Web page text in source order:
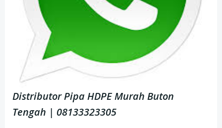
Distributor Pipa HDPE Murah Buton
Tengah | 08133323305